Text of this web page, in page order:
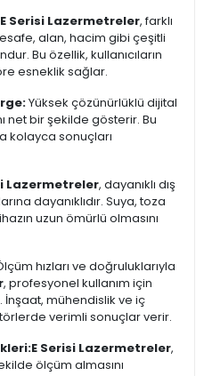
E Serisi Lazermetreler, farklı
alan, hacim gibi çeşitli
Bu özellik, kullanıcıların
esneklik sağlar.
Yüksek çözünürlüklü dijital
net bir şekilde gösterir. Bu
kolayca sonuçları
Lazermetreler, dayanıklı dış
dayanıklıdır. Suya, toza
uzun ömürlü olmasını
hızları ve doğruluklarıyla
, profesyonel kullanım için
mühendislik ve iç
verimli sonuçlar verir.
E Serisi Lazermetreler,
ölçüm almasını